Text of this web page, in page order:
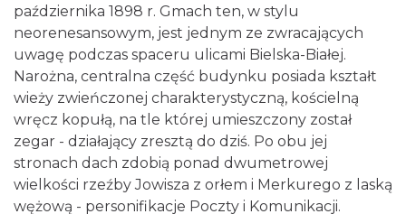
października 1898 r. Gmach ten, w stylu
neorenesansowym, jest jednym ze zwracających
uwagę podczas spaceru ulicami Bielska-Białej.
Narożna, centralna część budynku posiada kształt
wieży zwieńczonej charakterystyczną, kościelną
wręcz kopułą, na tle której umieszczony został
zegar - działający zresztą do dziś. Po obu jej
stronach dach zdobią ponad dwumetrowej
wielkości rzeźby Jowisza z orłem i Merkurego z laską
wężową - personifikacje Poczty i Komunikacji.